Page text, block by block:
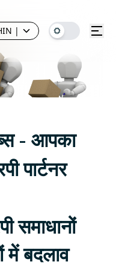
|
- आपका
पार्टनर
समाधानों
में बदलाव